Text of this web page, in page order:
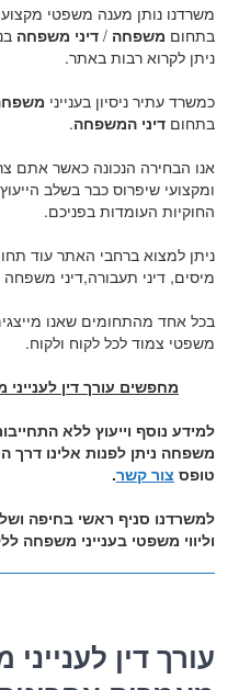
משרדנו נותן מענה משפטי
בתחום משפחה/דיני משפחה
ניתן לקרוא רבות באתר.
כמשרד עתיר ניסיון בענייני
בתחוםדיני המשפחה.
אנו הבחירה הנכונה כאשר אתם
ומקצועי שיפרוס כבר בשלב
החוקיות העומדות בפניכם.
ניתן למצוא ברחבי האתר עוד
מיסים, דיני תעבורה,דיני
בכל אחד מהתחומים שאנו
משפטי צמוד לכל לקוח ולקוח.
מחפשים עורך דין
למידע נוסף וייעוץ ללא
משפחה ניתן לפנות אלינו דרך
טופס צור קשר.
למשרדנו סניף ראשי בחיפה
וליווי משפטי בענייני משפחה